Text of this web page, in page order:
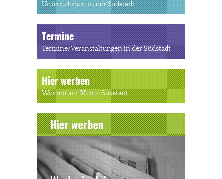
Unternehmen in der Südstadt
Termine
Termine/Veranstaltungen in der Südstadt
Hier werben
Werben auf Meine Südstadt